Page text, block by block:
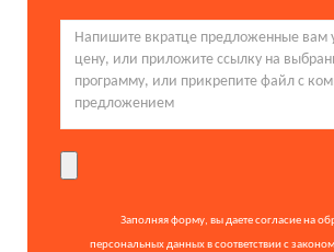
Заполняя форму, вы даете согласие на
персональных данных в соответствии с